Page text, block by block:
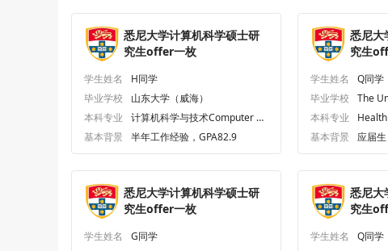
悉尼大学计算机科学硕士研
究生offer一枚
学生姓名
H同学
毕业学校
山东大学（威海）
本科专业
计算机科学与技术Computer Sc
基本背景 半年工作经验，GPA82.9
悉尼大
究生
学生姓名
Q同学
毕业学校
The
本科专业
基本背景
应届
悉尼大学计算机科学硕士研
究生offer一枚
学生姓名
G同学
悉尼大
究生
学生姓名
Q同学